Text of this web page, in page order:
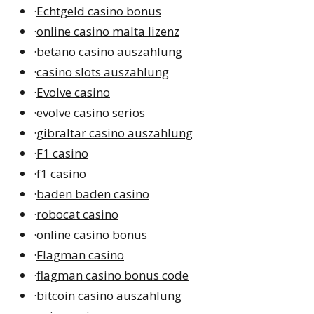
·Echtgeld casino bonus
·online casino malta lizenz
·betano casino auszahlung
·casino slots auszahlung
·Evolve casino
·evolve casino seriös
·gibraltar casino auszahlung
·F1 casino
·f1 casino
·baden baden casino
·robocat casino
·online casino bonus
·Flagman casino
·flagman casino bonus code
·bitcoin casino auszahlung